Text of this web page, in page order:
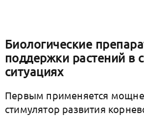
Биологические
поддержки растений в
ситуациях
Первым применяется
стимулятор развития